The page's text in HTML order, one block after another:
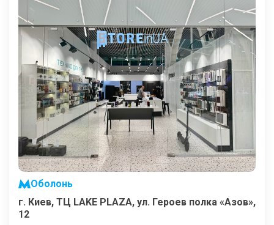
Оболонь
г. Киев, ТЦ LAKE PLAZA, ул. Героев полка «Азов»,
12